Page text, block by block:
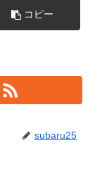
コピー
subaru25